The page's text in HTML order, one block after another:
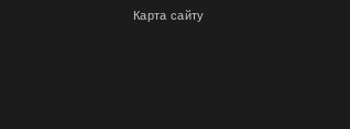
Карта сайту